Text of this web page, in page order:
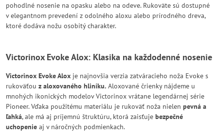
pohodlné nosenie na opasku alebo na odeve. Rukoväte sú dostupné
v elegantnom prevedení z odolného aloxu alebo prírodného dreva,
ktoré dodáva nožu osobitý charakter.
Victorinox Evoke Alox: Klasika na každodenné nosenie
Victorinox Evoke Alox je najnovšia verzia zatváracieho noža Evoke s
rukoväťou z aloxovaného hliníku. Aloxované črienky nájdeme u
mnohých ikonických modelov Victorinox vrátane legendárnej série
Pioneer. Vďaka použitému materiálu je rukoväť noža nielen pevná a
ľahká, ale má aj príjemnú štruktúru, ktorá zaisťuje bezpečné
uchopenie aj v náročných podmienkach.